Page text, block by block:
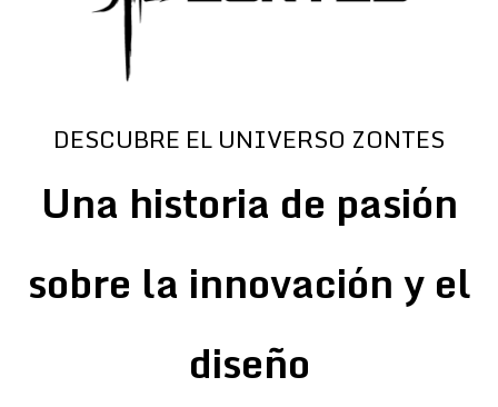
DESCUBRE EL UNIVERSO ZONTES
Una historia de pasión
sobre la innovación y el
diseño